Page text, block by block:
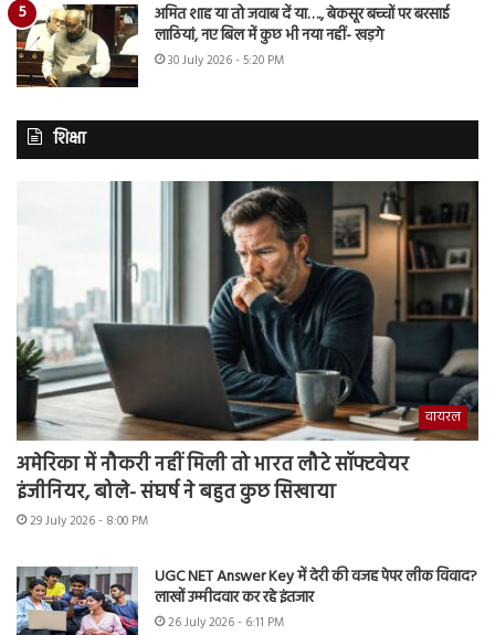
अमित शाह या तो जवाब दें या…., बेकसूर बच्चों पर बरसाई
लाठियां, नए बिल में कुछ भी नया नहीं- खड़गे
30 July 2026 - 5:20 PM
शिक्षा
वायरल
अमेरिका में नौकरी नहीं मिली तो भारत लौटे सॉफ्टवेयर
इंजीनियर, बोले- संघर्ष ने बहुत कुछ सिखाया
29 July 2026 - 8:00 PM
UGC NET Answer Key में देरी की वजह पेपर लीक विवाद?
लाखों उम्मीदवार कर रहे इंतजार
26 July 2026 - 6:11 PM